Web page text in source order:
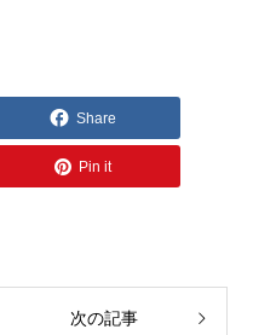
Share
Pin it
次の記事